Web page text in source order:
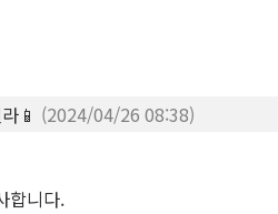
📱 (2024/04/26 08:38)
합니다.